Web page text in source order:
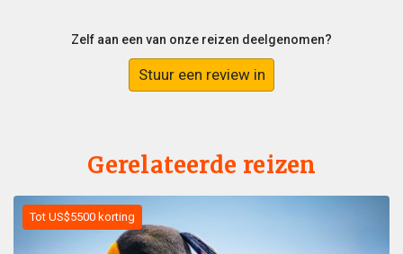
Zelf aan een van onze reizen deelgenomen?
Stuur een review in
Gerelateerde reizen
Tot US$5500 korting